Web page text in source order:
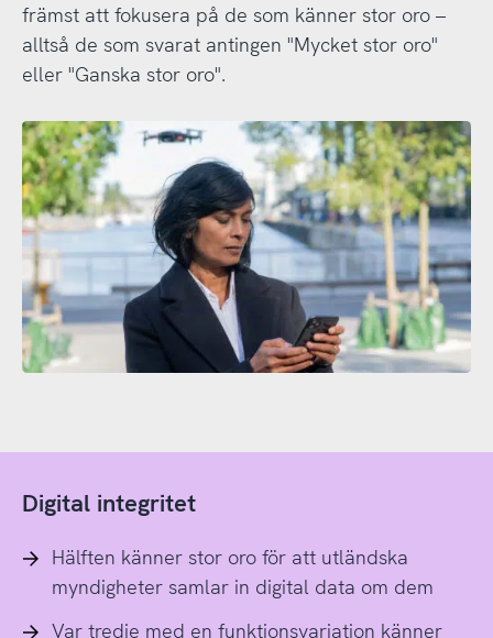
främst att fokusera på de som känner stor oro –
alltså de som svarat antingen "Mycket stor oro"
eller "Ganska stor oro".
Digital integritet
Hälften känner stor oro för att utländska
myndigheter samlar in digital data om dem
Var tredje med en funktionsvariation känner